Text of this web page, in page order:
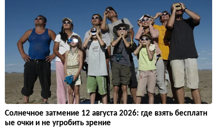
Солнечное затмение 12 августа 2026: где взять бесплатн
ые очки и не угробить зрение